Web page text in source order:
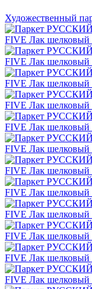
Художественный